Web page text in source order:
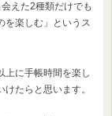
えた2種類だけでも
を楽しむ」というス
上に手帳時間を楽し
たらと思います。